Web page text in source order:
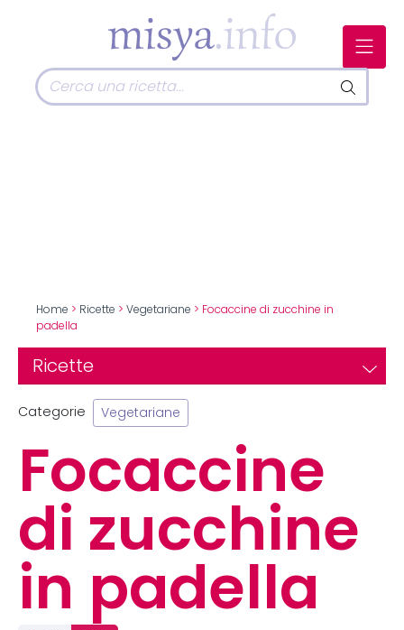
Home > Ricette > Vegetariane > Focaccine di zucchine in
padella
Ricette
Categorie Vegetariane
Focaccine
di zucchine
in padella